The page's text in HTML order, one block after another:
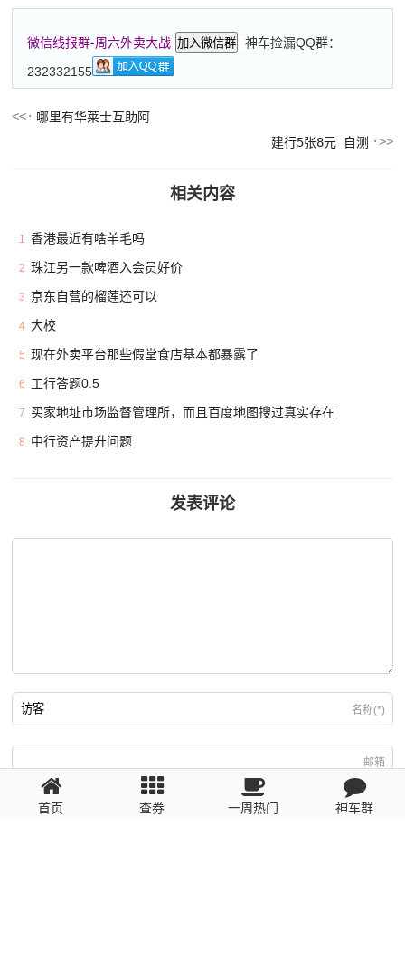
微信线报群-周六外卖大战 加入微信群
神车捡漏QQ群：
232332155
哪里有华莱士互助阿
建行5张8元 自测
相关内容
1 香港最近有啥羊毛吗
2 珠江另一款啤酒入会员好价
3 京东自营的榴莲还可以
4 大校
5 现在外卖平台那些假堂食店基本都暴露了
6 工行答题0.5
7 买家地址市场监督管理所，而且百度地图搜过真实存在
8 中行资产提升问题
发表评论
名称(*)
邮箱
回复需填写必要信息
首页 查券 一周热门 神车群